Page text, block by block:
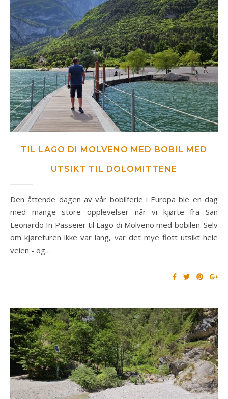
TIL LAGO DI MOLVENO MED BOBIL MED
UTSIKT TIL DOLOMITTENE
Den åttende dagen av vår bobilferie i Europa ble en dag
med mange store opplevelser når vi kjørte fra San
Leonardo In Passeier til Lago di Molveno med bobilen. Selv
om kjøreturen ikke var lang, var det mye flott utsikt hele
veien - og…